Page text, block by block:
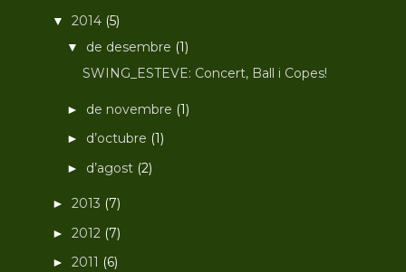
▼ 2014 (5)
▼ de desembre (1)
SWING_ESTEVE: Concert, Ball i Copes!
► de novembre (1)
► d’octubre (1)
► d’agost (2)
► 2013 (7)
► 2012 (7)
► 2011 (6)